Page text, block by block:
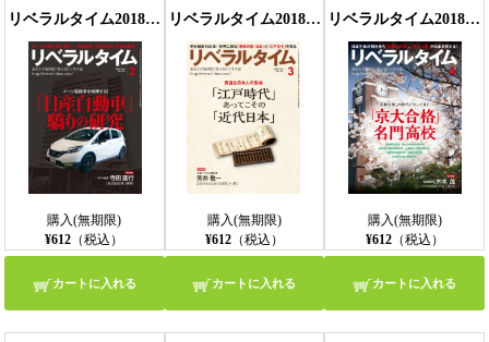
リベラルタイム2018年2月号
購入(無期限)
¥612 （税込）
カートに入れる
リベラルタイム2018年3月号
購入(無期限)
¥612（税込）
カートに入れる
リベラルタイム2018年4月号
購入(無期限)
¥612（税込）
カートに入れる